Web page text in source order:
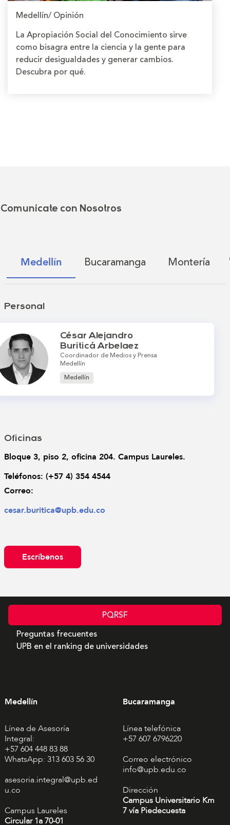
Medellín/ Opinión
La Apropiación Social del Conocimiento sirve
como bisagra entre la ciencia y la gente para
reducir desigualdades y generar cambios.
Descubra por qué.
Comunícate con Nosotros
Medellín Bucaramanga Montería
Personal
César Alejandro
Buriticá Arbelaez
Coordinador de Medios y Prensa
Medellín
Medellín
Oficinas
Bloque 3, piso 2, oficina 204. Campus Laureles.
Teléfonos: (+57 4) 354 4544
Correo:
cesar.buritica@upb.edu.co
Escríbenos
PQRSF
Preguntas frecuentes
UPB en el ranking de universidades
Medellín
Línea de Asesoría
Integral:
+57 604 448 83 88
WhatsApp: 313 603 56 30
asesoria.integral@upb.ed
u.co
Campus Laureles
Circular 1a 70-01
Bucaramanga
Línea telefónica
+57 607 6796220
Correo electrónico
info@upb.edu.co
Dirección
Campus Universitario Km
7 vía Piedecuesta